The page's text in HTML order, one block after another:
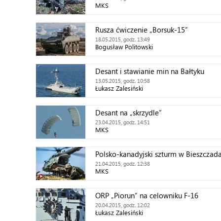
MKS
Rusza ćwiczenie „Borsuk-15”
18.05.2015, godz. 13:49
Bogusław Politowski
Desant i stawianie min na Bałtyku
13.05.2015, godz. 10:58
Łukasz Zalesiński
Desant na „skrzydle”
23.04.2015, godz. 14:51
MKS
Polsko-kanadyjski szturm w
21.04.2015, godz. 12:38
MKS
ORP „Piorun” na celowniku F-16
20.04.2015, godz. 12:02
Łukasz Zalesiński